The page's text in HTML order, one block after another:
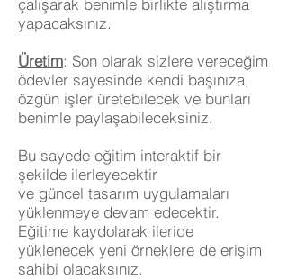
çalışarak benimle birlikte alıştırma
yapacaksınız.
Üretim: Son olarak sizlere vereceğim
ödevler sayesinde kendi başınıza,
özgün işler üretebilecek ve bunları
benimle paylaşabileceksiniz.
Bu sayede eğitim interaktif bir
şekilde ilerleyecektir
ve güncel tasarım uygulamaları
yüklenmeye devam edecektir.
Eğitime kaydolarak ileride
yüklenecek yeni örneklere de erişim
sahibi olacaksınız.